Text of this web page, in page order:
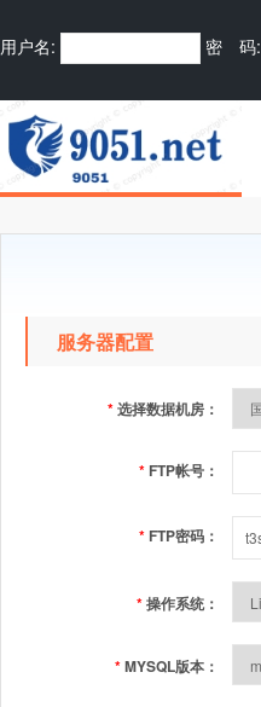
用户名: 密 码:
服务器配置
*选择数据机房：
* FTP帐号：
* FTP密码：
*操作系统：
*MYSQL版本：